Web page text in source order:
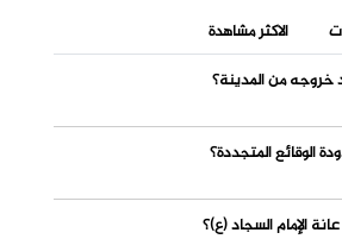
الاكثر مشاهدة
خروجه من المدينة؟
الوقائع المتجددة؟
الإمام السجاد (ع)؟